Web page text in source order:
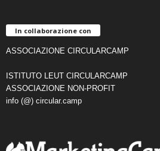
In collaborazione con
ASSOCIAZIONE CIRCULARCAMP
ISTITUTO LEUT CIRCULARCAMP
ASSOCIAZIONE NON-PROFIT
info (@) circular.camp